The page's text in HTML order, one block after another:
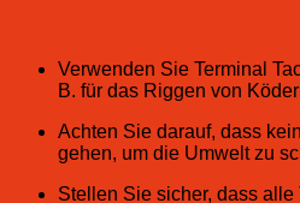
Verwenden Sie Terminal
B. für das Riggen von
Achten Sie darauf, dass
gehen, um die Umwelt zu
Stellen Sie sicher, dass